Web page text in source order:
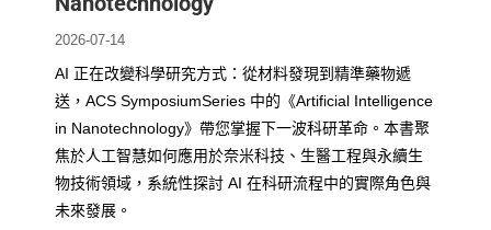
2026-07-14
AI 正在改變科學研究方式：從材料發現到精準藥物遞
送，ACS SymposiumSeries 中的《Artificial Intelligence
in Nanotechnology》帶您掌握下一波科研革命。本書聚
焦於人工智慧如何應用於奈米科技、生醫工程與永續生
物技術領域，系統性探討 AI 在科研流程中的實際角色與
未來發展。